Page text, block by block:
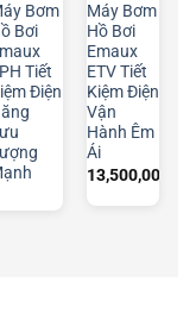
Bơm
Bơi
Tiết
Điện
Máy Bơm
Hồ Bơi
Emaux
ETV Tiết
Kiệm Điện
Vận
Hành Êm
Ái
13,500,000